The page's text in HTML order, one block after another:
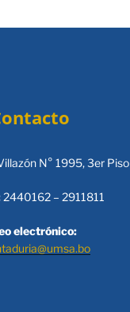
N° 1995, 3er Piso
2440162 – 2911811
electrónico: